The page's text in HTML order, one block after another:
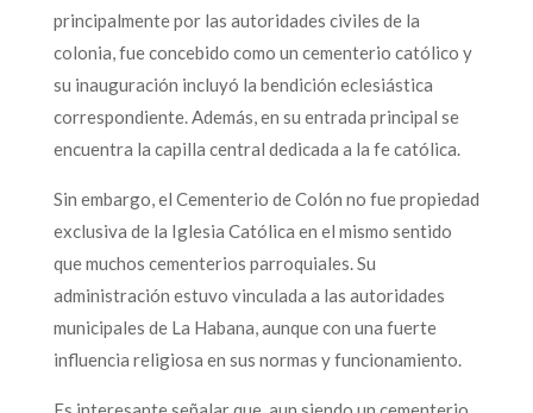
principalmente por las autoridades civiles de la
colonia, fue concebido como un cementerio católico y
su inauguración incluyó la bendición eclesiástica
correspondiente. Además, en su entrada principal se
encuentra la capilla central dedicada a la fe católica.
Sin embargo, el Cementerio de Colón no fue propiedad
exclusiva de la Iglesia Católica en el mismo sentido
que muchos cementerios parroquiales. Su
administración estuvo vinculada a las autoridades
municipales de La Habana, aunque con una fuerte
influencia religiosa en sus normas y funcionamiento.